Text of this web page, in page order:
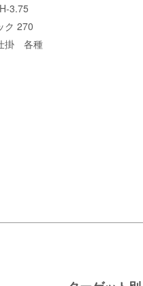
3.75
ク 270
掛 各種